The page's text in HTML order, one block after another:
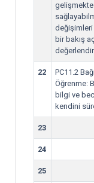
değişimleri
bir bakış
22
PC11.2
Öğrenme:
bilgi ve
kendini
23
24
25